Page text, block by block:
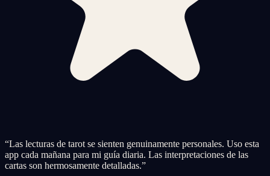
“Las lecturas de tarot se sienten genuinamente personales. Uso esta
app cada mañana para mi guía diaria. Las interpretaciones de las
cartas son hermosamente detalladas.”